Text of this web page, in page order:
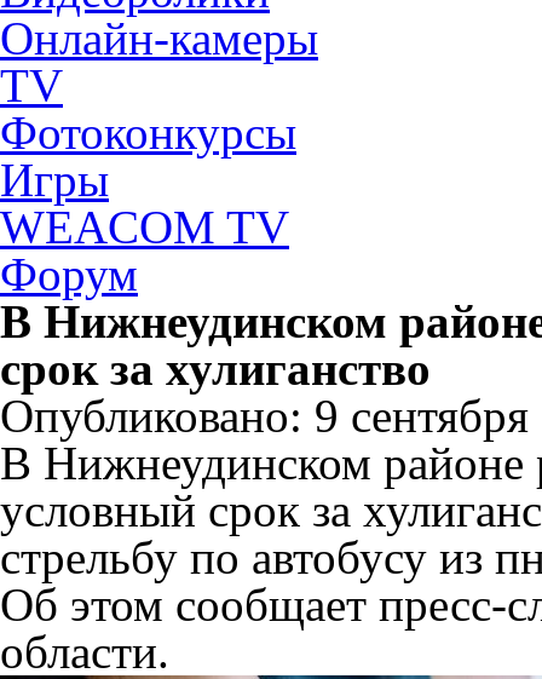
Онлайн-камеры
TV
Фотоконкурсы
Игры
WEACOM TV
Форум
В Нижнеудинском
срок за хулиганство
Опубликовано: 9
В Нижнеудинском районе
условный срок за
стрельбу по автобусу из
Об этом сообщает пресс-
области.